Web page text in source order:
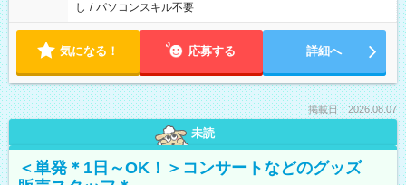
し / パソコンスキル不要
気になる！ 応募する 詳細へ
掲載日：2026.08.07
未読
＜単発＊1日～OK！＞コンサートなどのグッズ